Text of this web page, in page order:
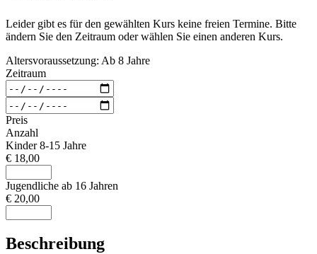
Leider gibt es für den gewählten Kurs keine freien Termine. Bitte
ändern Sie den Zeitraum oder wählen Sie einen anderen Kurs.
Altersvoraussetzung: Ab 8 Jahre
Zeitraum
Preis
Anzahl
Kinder 8-15 Jahre
€ 18,00
Jugendliche ab 16 Jahren
€ 20,00
Beschreibung